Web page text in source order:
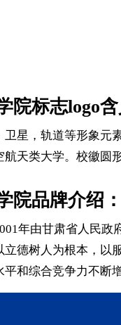
院标志logo含
星，轨道等形象元
天类大学。校徽圆
院品牌介绍：
年由甘肃省人民
德树人为根本，以
和综合竞争力不断增